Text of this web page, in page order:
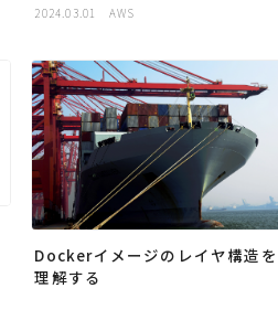
2024.03.01 AWS
Dockerイメージのレイヤ構造を
理解する